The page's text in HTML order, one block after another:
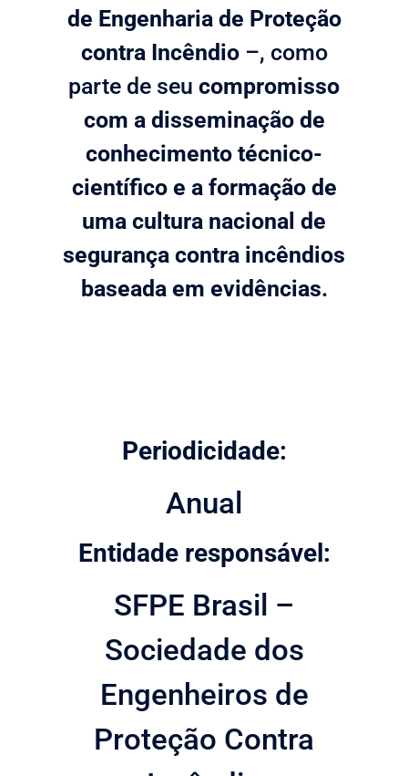
de Engenharia de Proteção
contra Incêndio–, como
parte de seu compromisso
com a disseminação de
conhecimento técnico-
científico e a formação de
uma cultura nacional de
segurança contra incêndios
baseada em evidências.
Periodicidade:
Anual
Entidade responsável:
SFPE Brasil –
Sociedade dos
Engenheiros de
Proteção Contra